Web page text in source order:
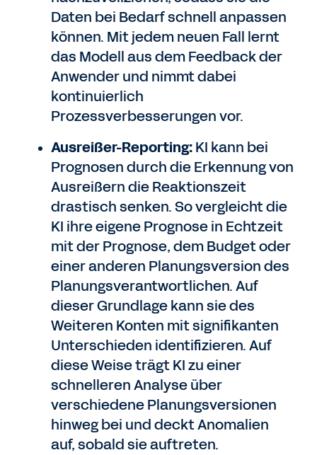
Daten bei Bedarf schnell anpassen
können. Mit jedem neuen Fall lernt
das Modell aus dem Feedback der
Anwender und nimmt dabei
kontinuierlich
Prozessverbesserungen vor.
Ausreißer-Reporting:KI kann bei
Prognosen durch die Erkennung von
Ausreißern die Reaktionszeit
drastisch senken. So vergleicht die
KI ihre eigene Prognose in Echtzeit
mit der Prognose, dem Budget oder
einer anderen Planungsversion des
Planungsverantwortlichen. Auf
dieser Grundlage kann sie des
Weiteren Konten mit signifikanten
Unterschieden identifizieren. Auf
diese Weise trägt KI zu einer
schnelleren Analyse über
verschiedene Planungsversionen
hinweg bei und deckt Anomalien
auf, sobald sie auftreten.